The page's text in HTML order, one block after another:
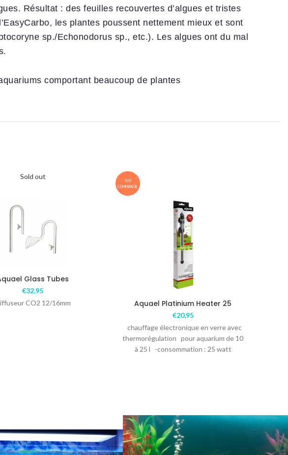
Résultat : des feuilles recouvertes d’algues et tristes
les plantes poussent nettement mieux et sont
sp./Echonodorus sp., etc.). Les algues ont du mal
comportant beaucoup de plantes
Sold out
Glass Tubes
€32,95
CO2 12/16mm
SUR
COMMANDE
Aquael Platinium Heater 25
€20,95
chauffage électronique en verre avec
thermorégulation pour aquarium de 10
à 25 l -consommation : 25 watt